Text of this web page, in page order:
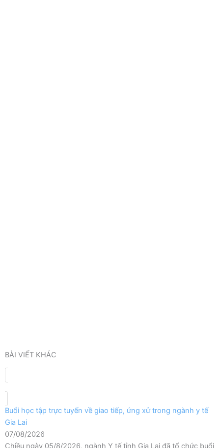
BÀI VIẾT KHÁC
Buổi học tập trực tuyến về giao tiếp, ứng xử trong ngành y tế
Gia Lai
07/08/2026
Chiều ngày 05/8/2026, ngành Y tế tỉnh Gia Lai đã tổ chức buổi